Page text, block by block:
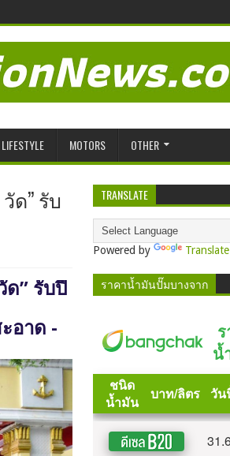
LIFESTYLE MOTORS OTHER
ด” รับ
ด” รับปี
อาด -
TRANSLATE
Powered by Translate
ราคาน้ำมันปั๊มบางจาก